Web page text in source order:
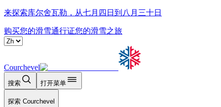
来探索库尔舍瓦勒，从七月四日到八月三十日
购买您的滑雪通行证您的滑雪之旅
Courchevel
搜索 打开菜单
探索 Courchevel